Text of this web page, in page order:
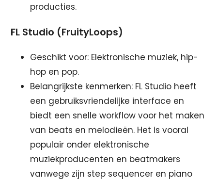
producties.
FL Studio (FruityLoops)
Geschikt voor: Elektronische muziek, hip-
hop en pop.
Belangrijkste kenmerken: FL Studio heeft
een gebruiksvriendelijke interface en
biedt een snelle workflow voor het maken
van beats en melodieën. Het is vooral
populair onder elektronische
muziekproducenten en beatmakers
vanwege zijn step sequencer en piano